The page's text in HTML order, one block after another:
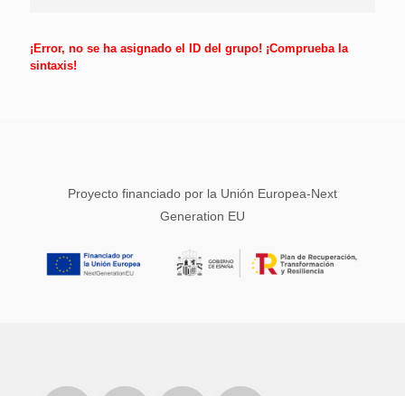
¡Error, no se ha asignado el ID del grupo! ¡Comprueba la
sintaxis!
Proyecto financiado por la Unión Europea-Next
Generation EU